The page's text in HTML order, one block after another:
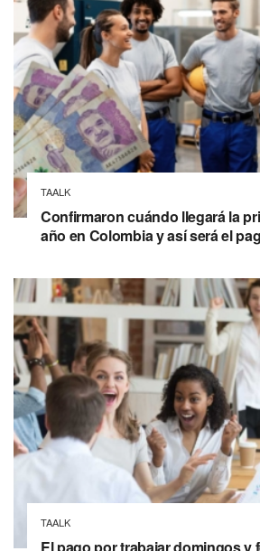
TAALK
Confirmaron cuándo llegará la
año en Colombia y así será el
TAALK